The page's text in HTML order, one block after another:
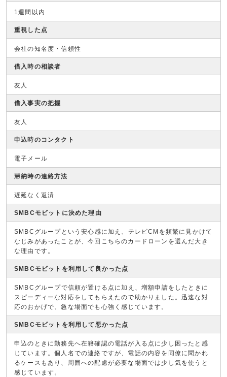
1週間以内
重視した点
会社の知名度・信頼性
借入時の相談者
友人
借入事実の把握
友人
申込時のコンタクト
電子メール
滞納時の連絡方法
遅延なく返済
SMBCモビットに決めた理由
SMBCグループという安心感に加え、テレビCMを頻繁に見かけて
なじみがあったことが、今回こちらのカードローンを選んだ大き
な理由です。
SMBCモビットを利用して良かった点
SMBCグループで信頼が置ける点に加え、増額申請をしたときに
スピーディーな対応をしてもらえたので助かりました。迅速な対
応のおかげで、急な場面でも心強く感じています。
SMBCモビットを利用して悪かった点
申込のときに勤務先へ在籍確認の電話が入る点に少し困ったと感
じています。個人名での連絡ですが、電話の内容を同僚に聞かれ
るケースもあり、周囲への配慮が必要な場面では少し気を使うと
感じています。